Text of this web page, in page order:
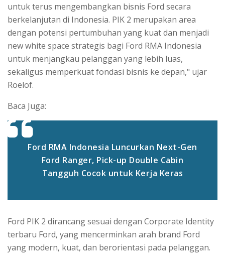
untuk terus mengembangkan bisnis Ford secara
berkelanjutan di Indonesia. PIK 2 merupakan area
dengan potensi pertumbuhan yang kuat dan menjadi
new white space strategis bagi Ford RMA Indonesia
untuk menjangkau pelanggan yang lebih luas,
sekaligus memperkuat fondasi bisnis ke depan," ujar
Roelof.
Baca Juga:
Ford RMA Indonesia Luncurkan Next-Gen
Ford Ranger, Pick-up Double Cabin
Tangguh Cocok untuk Kerja Keras
Ford PIK 2 dirancang sesuai dengan Corporate Identity
terbaru Ford, yang mencerminkan arah brand Ford
yang modern, kuat, dan berorientasi pada pelanggan.